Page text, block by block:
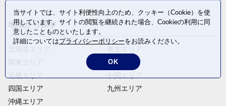
地域から探す
四国エリア
沖縄エリア
中部エリア
九州エリア
当サイトでは、サイト利便性向上のため、クッキー（Cookie）を使
用しています。サイトの閲覧を継続された場合、Cookieの利用に同
意したことものといたします。
詳細についてはプライバシーポリシーをお読みください。
OK